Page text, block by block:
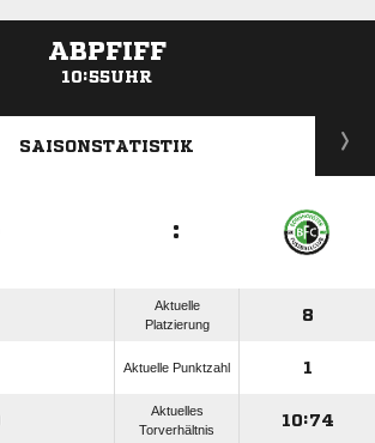
ABPFIFF
10:55UHR
ANZEIGE
SAISONSTATISTIK
:
Aktuelle
Platzierung
8
Aktuelle Punktzahl 1
Aktuelles
Torverhältnis
10:74